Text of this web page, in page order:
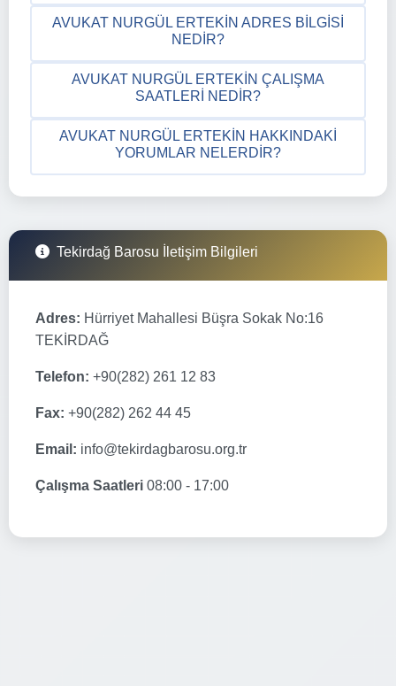
AVUKAT NURGÜL ERTEKIN ADRES BILGISI
NEDIR?
AVUKAT NURGÜL ERTEKIN ÇALIŞMA
SAATLERI NEDIR?
AVUKAT NURGÜL ERTEKIN HAKKINDAKI
YORUMLAR NELERDIR?
Tekirdağ Barosu İletişim Bilgileri
Adres: Hürriyet Mahallesi Büşra Sokak No:16
TEKİRDAĞ
Telefon: +90(282) 261 12 83
Fax: +90(282) 262 44 45
Email: info@tekirdagbarosu.org.tr
Çalışma Saatleri 08:00 - 17:00